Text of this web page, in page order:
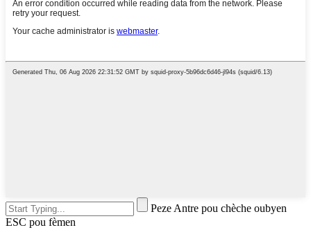
Peze Antre pou chèche oubyen
ESC pou fèmen